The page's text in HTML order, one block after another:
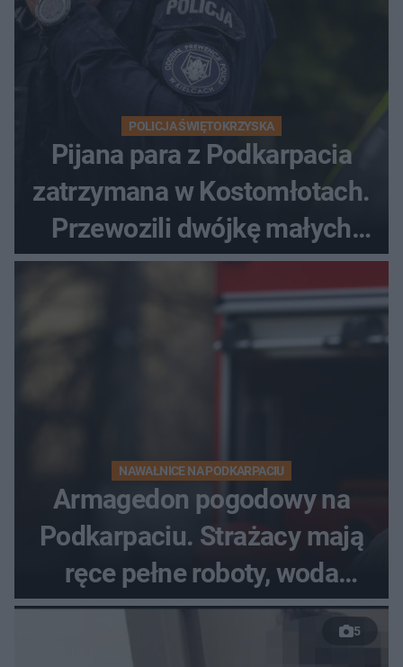
POLICJA ŚWIĘTOKRZYSKA
Pijana para z Podkarpacia
zatrzymana w Kostomłotach.
Przewozili dwójkę małych
dzieci
NAWAŁNICE NA PODKARPACIU
Armagedon pogodowy na
Podkarpaciu. Strażacy mają
ręce pełne roboty, woda
zalewa posesje i budynki
5